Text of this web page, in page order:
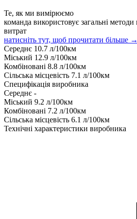
Те, як ми вимірюємо
команда використовує загальні
витрат
натисніть тут, щоб прочитати більше →
Середнє 10.7 л/100км
Міський 12.9 л/100км
Комбіновані 8.8 л/100км
Сільська місцевість 7.1 л/100км
Специфікація виробника
Середнє -
Міський 9.2 л/100км
Комбіновані 7.2 л/100км
Сільська місцевість 6.1 л/100км
Технічні характеристики виробника